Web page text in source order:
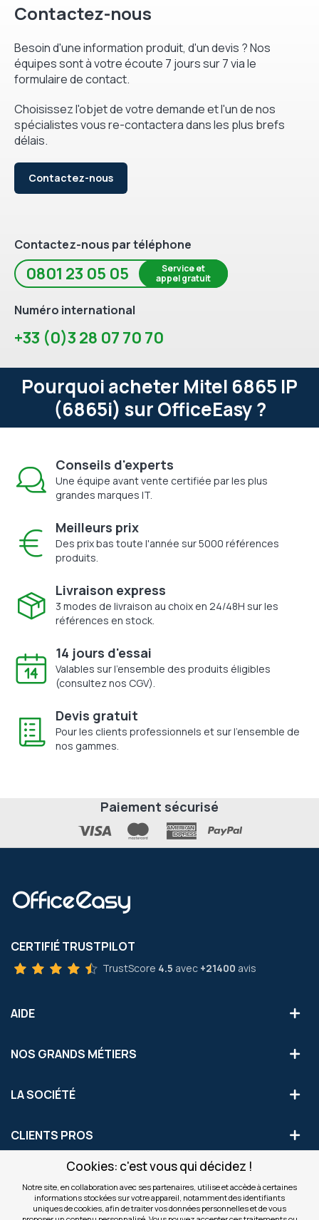
Cookies: c'est vous qui décidez !
Notre site, en collaboration avec ses partenaires, utilise et accède à certaines
informations stockées sur votre appareil, notamment des identifiants
uniques de cookies, afin de traiter vos données personnelles et de vous
Contactez-nous
Besoin d'une information produit, d'un devis ? Nos
équipes sont à votre écoute 7 jours sur 7 via le
formulaire de contact.
Choisissez l'objet de votre demande et l'un de nos
spécialistes vous re-contactera dans les plus brefs
délais.
Contactez-nous
Contactez-nous par téléphone
0801 23 05 05
Service et
appel gratuit
Numéro international
+33 (0)3 28 07 70 70
Pourquoi acheter Mitel 6865 IP
(6865i) sur OfficeEasy ?
Conseils d'experts
Une équipe avant vente certifiée par les plus
grandes marques IT.
Meilleurs prix
Des prix bas toute l'année sur 5000 références
produits.
Livraison express
3 modes de livraison au choix en 24/48H sur les
références en stock.
14 jours d'essai
Valables sur l'ensemble des produits éligibles
(consultez nos CGV).
Devis gratuit
Pour les clients professionnels et sur l'ensemble de
nos gammes.
Paiement sécurisé
CERTIFIÉ TRUSTPILOT
TrustScore 4.5 avec +21400 avis
AIDE
NOS GRANDS MÉTIERS
LA SOCIÉTÉ
CLIENTS PROS
S'INSCRIRE AUX OFFRES COMMERCIALES
Inscription
Valider